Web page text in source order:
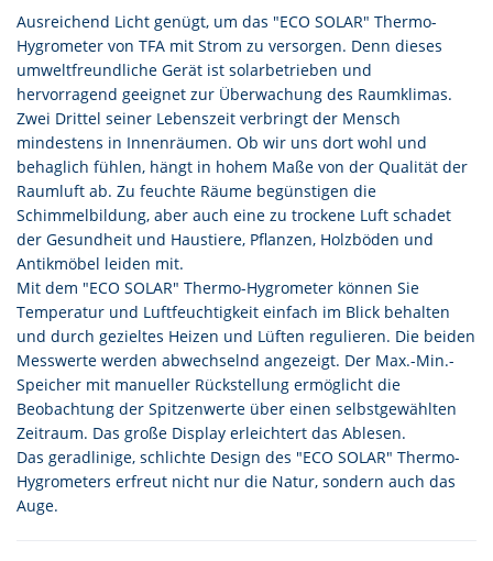
Ausreichend Licht genügt, um das "ECO SOLAR" Thermo-
Hygrometer von TFA mit Strom zu versorgen. Denn dieses
umweltfreundliche Gerät ist solarbetrieben und
hervorragend geeignet zur Überwachung des Raumklimas.
Zwei Drittel seiner Lebenszeit verbringt der Mensch
mindestens in Innenräumen. Ob wir uns dort wohl und
behaglich fühlen, hängt in hohem Maße von der Qualität der
Raumluft ab. Zu feuchte Räume begünstigen die
Schimmelbildung, aber auch eine zu trockene Luft schadet
der Gesundheit und Haustiere, Pflanzen, Holzböden und
Antikmöbel leiden mit.
Mit dem "ECO SOLAR" Thermo-Hygrometer können Sie
Temperatur und Luftfeuchtigkeit einfach im Blick behalten
und durch gezieltes Heizen und Lüften regulieren. Die beiden
Messwerte werden abwechselnd angezeigt. Der Max.-Min.-
Speicher mit manueller Rückstellung ermöglicht die
Beobachtung der Spitzenwerte über einen selbstgewählten
Zeitraum. Das große Display erleichtert das Ablesen.
Das geradlinige, schlichte Design des "ECO SOLAR" Thermo-
Hygrometers erfreut nicht nur die Natur, sondern auch das
Auge.